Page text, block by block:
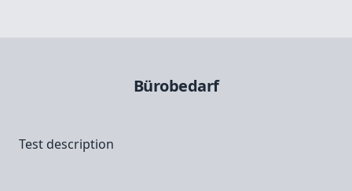
Bürobedarf
Test description